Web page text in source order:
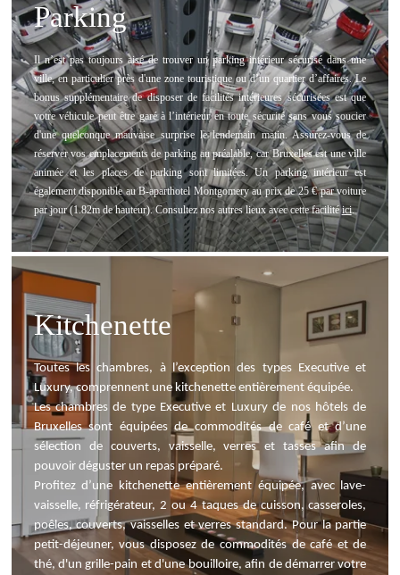
Parking
Il n’est pas toujours aisé de trouver un parking intérieur sécurisé dans une
ville, en particulier près d'une zone touristique ou d’un quartier d’affaires. Le
bonus supplémentaire de disposer de facilités intérieures sécurisées est que
votre véhicule peut être garé à l’intérieur en toute sécurité sans vous soucier
d'une quelconque mauvaise surprise le lendemain matin. Assurez-vous de
réserver vos emplacements de parking au préalable, car Bruxelles est une ville
animée et les places de parking sont limitées. Un parking intérieur est
également disponible au B-aparthotel Montgomery au prix de 25 € par voiture
par jour (1.82m de hauteur). Consultez nos autres lieux avec cette facilitéici.
Kitchenette
Toutes les chambres, à l’exception des types Executive et
Luxury, comprennent une kitchenette entièrement équipée.
Les chambres de type Executive et Luxury de nos hôtels de
Bruxelles sont équipées de commodités de café et d’une
sélection de couverts, vaisselle, verres et tasses afin de
pouvoir déguster un repas préparé.
Profitez d’une kitchenette entièrement équipée, avec lave-
vaisselle, réfrigérateur, 2 ou 4 taques de cuisson, casseroles,
poêles, couverts, vaisselles et verres standard. Pour la partie
petit-déjeuner, vous disposez de commodités de café et de
thé, d'un grille-pain et d'une bouilloire, afin de démarrer votre